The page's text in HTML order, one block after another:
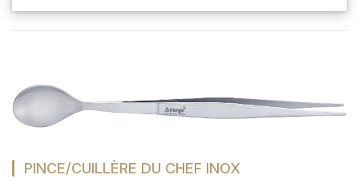
PINCE/CUILLÈRE DU CHEF INOX